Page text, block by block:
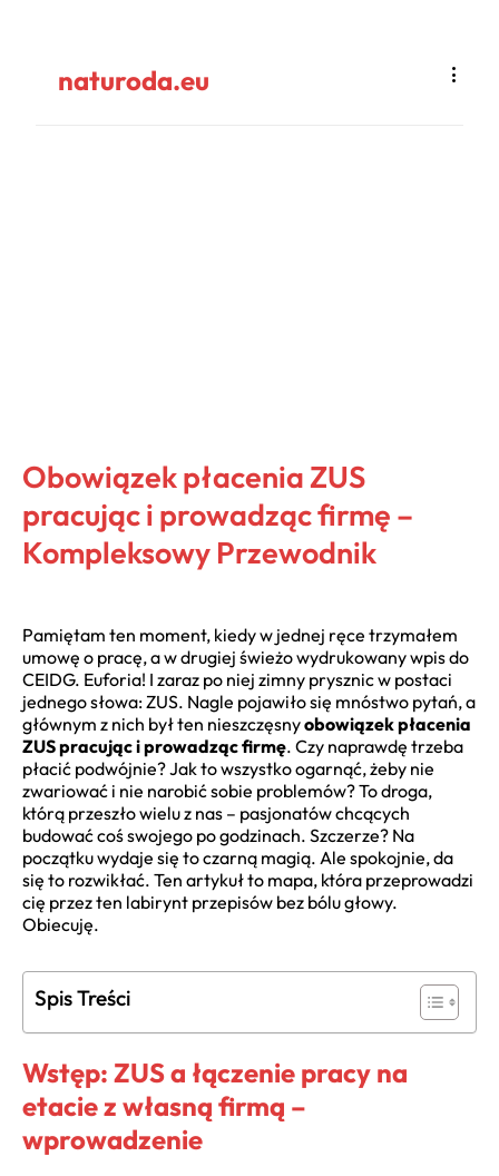
naturoda.eu
Obowiązek płacenia ZUS
pracując i prowadząc firmę –
Kompleksowy Przewodnik
Pamiętam ten moment, kiedy w jednej ręce trzymałem
umowę o pracę, a w drugiej świeżo wydrukowany wpis do
CEIDG. Euforia! I zaraz po niej zimny prysznic w postaci
jednego słowa: ZUS. Nagle pojawiło się mnóstwo pytań, a
głównym z nich był ten nieszczęsnyobowiązek płacenia
ZUS pracując i prowadząc firmę. Czy naprawdę trzeba
płacić podwójnie? Jak to wszystko ogarnąć, żeby nie
zwariować i nie narobić sobie problemów? To droga,
którą przeszło wielu z nas – pasjonatów chcących
budować coś swojego po godzinach. Szczerze? Na
początku wydaje się to czarną magią. Ale spokojnie, da
się to rozwikłać. Ten artykuł to mapa, która przeprowadzi
cię przez ten labirynt przepisów bez bólu głowy.
Obiecuję.
Spis Treści
Wstęp: ZUS a łączenie pracy na
etacie z własną firmą –
wprowadzenie